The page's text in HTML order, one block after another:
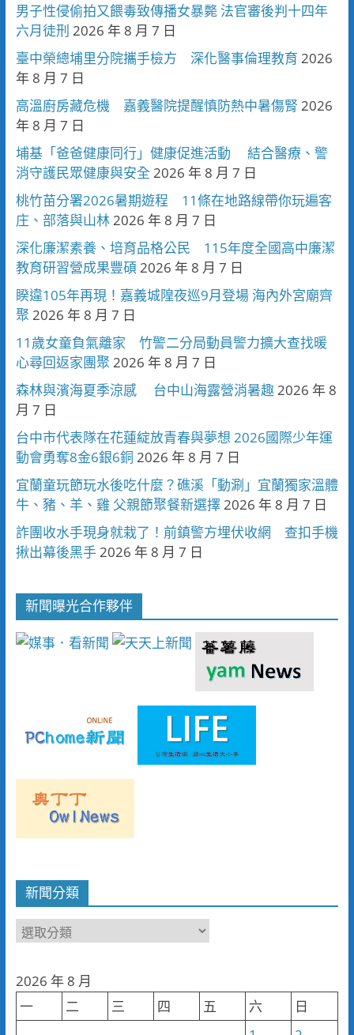
男子性侵偷拍又餵毒致傳播女暴斃 法官審後判十四年
六月徒刑 2026 年 8 月 7 日
臺中榮總埔里分院攜手檢方 深化醫事倫理教育 2026
年 8 月 7 日
高溫廚房藏危機 嘉義醫院提醒慎防熱中暑傷腎 2026
年 8 月 7 日
埔基「爸爸健康同行」健康促進活動 結合醫療、警
消守護民眾健康與安全 2026 年 8 月 7 日
桃竹苗分署2026暑期遊程 11條在地路線帶你玩遍客
庄、部落與山林 2026 年 8 月 7 日
深化廉潔素養、培育品格公民 115年度全國高中廉潔
教育研習營成果豐碩 2026 年 8 月 7 日
睽違105年再現！嘉義城隍夜巡9月登場 海內外宮廟齊
聚 2026 年 8 月 7 日
11歲女童負氣離家 竹警二分局動員警力擴大查找暖
心尋回返家團聚 2026 年 8 月 7 日
森林與濱海夏季涼感 台中山海露營消暑趣 2026 年 8
月 7 日
台中市代表隊在花蓮綻放青春與夢想 2026國際少年運
動會勇奪8金6銀6銅 2026 年 8 月 7 日
宜蘭童玩節玩水後吃什麼？礁溪「動涮」宜蘭獨家溫體
牛、豬、羊、雞 父親節聚餐新選擇 2026 年 8 月 7 日
詐團收水手現身就栽了！前鎮警方埋伏收網 查扣手機
揪出幕後黑手 2026 年 8 月 7 日
新聞曝光合作夥伴
新聞分類
新
類
2026 年 8 月
一
二 三 四 五 六
日